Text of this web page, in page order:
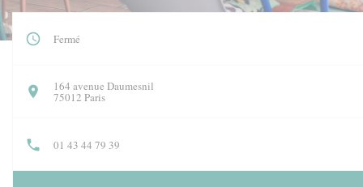
Fermé
164 avenue Daumesnil
75012 Paris
01 43 44 79 39